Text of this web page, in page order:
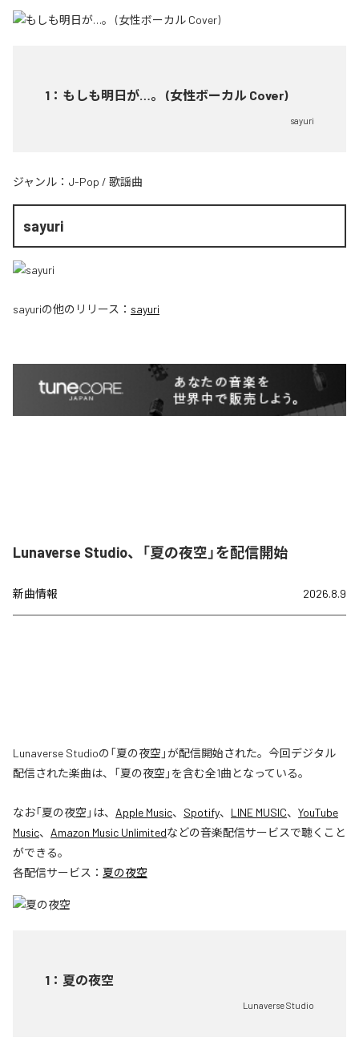
1 ： もしも明日が…。 (女性ボーカル Cover)
sayuri
ジャンル： J-Pop / 歌謡曲
sayuri
sayuriの他のリリース： sayuri
Lunaverse Studio、「夏の夜空」を配信開始
新曲情報 2026.8.9
Lunaverse Studioの「夏の夜空」が配信開始された。今回デジタル
配信された楽曲は、「夏の夜空」を含む全1曲となっている。
なお「夏の夜空 」は、 Apple Music、 Spotify、 LINE MUSIC、 YouTube
Music、 Amazon Music Unlimitedなどの音楽配信サービスで聴くこと
ができる。
各配信サービス： 夏の夜空
1 ： 夏の夜空
Lunaverse Studio